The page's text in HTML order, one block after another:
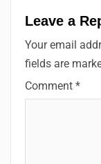
Leave a
Your email
fields are
Comment *